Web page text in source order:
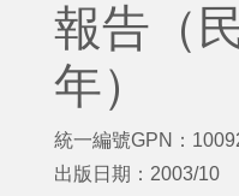
報告（
年）
統一編號GPN：
出版日期：2003/10